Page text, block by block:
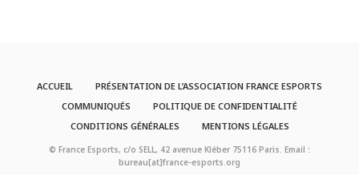
ACCUEIL
PRÉSENTATION DE L’ASSOCIATION FRANCE ESPORTS
COMMUNIQUÉS
POLITIQUE DE CONFIDENTIALITÉ
CONDITIONS GÉNÉRALES
MENTIONS LÉGALES
© France Esports, c/o SELL, 42 avenue Kléber 75116 Paris. Email :
bureau[at]france-esports.org